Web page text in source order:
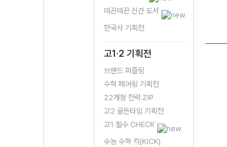
따끈따끈 신간 도서
한국사 기획전
고1·2 기획전
브랜드 퍼즐링
수학 페어링 기획전
22개정 전략.ZIP
고2 골든타임 기획전
고1 필수 CHECK
수능 수학 킥(KICK)